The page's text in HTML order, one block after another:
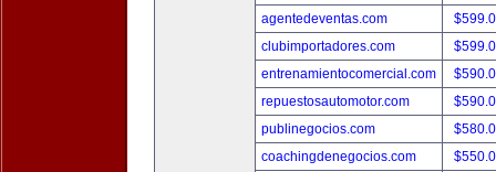
agentedeventas.com
clubimportadores.com
entrenamientocomercial.com
repuestosautomotor.com
publinegocios.com
coachingdenegocios.com